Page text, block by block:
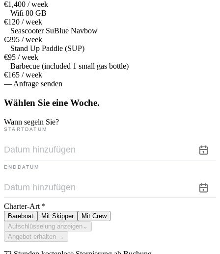
€1,400 / week
Wifi 80 GB
€120 / week
Seascooter SuBlue Navbow
€295 / week
Stand Up Paddle (SUP)
€95 / week
Barbecue (included 1 small gas bottle)
€165 / week
— Anfrage senden
Wählen Sie eine Woche.
Wann segeln Sie?
STARTDATUM
ENDDATUM
Charter-Art *
Bareboat Mit Skipper
Mit Crew
Aufschlüsselung anzeigen ⌄
Angebot erhalten →